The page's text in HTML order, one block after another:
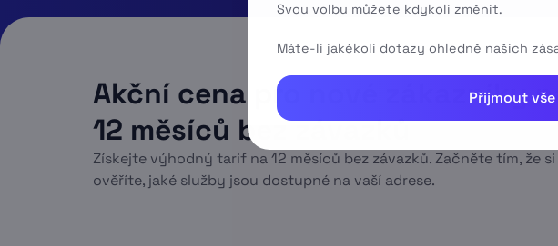
Akční cena pro nové zákazníky na
12 měsíců bez závazků
Získejte výhodný tarif na 12 měsíců bez závazků. Začněte tím, že si
ověříte, jaké služby jsou dostupné na vaší adrese.
Svou volbu můžete kdykoli změnit.
Máte-li jakékoli dotazy ohledně našich
Přijmout vše